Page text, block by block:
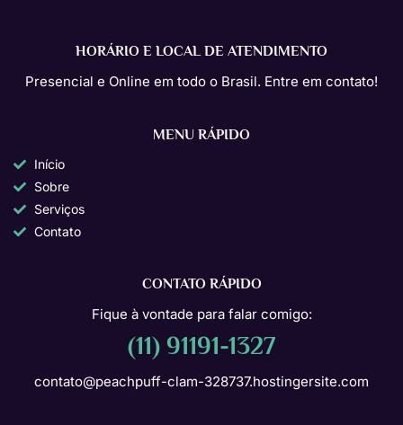
HORÁRIO E LOCAL DE ATENDIMENTO
Presencial e Online em todo o Brasil. Entre em contato!
MENU RÁPIDO
Início
Sobre
Serviços
Contato
CONTATO RÁPIDO
Fique à vontade para falar comigo:
(11) 91191-1327
contato@peachpuff-clam-328737.hostingersite.com